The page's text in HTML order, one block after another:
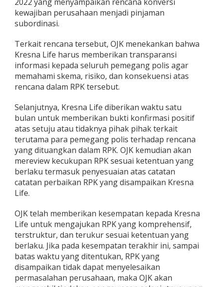
kewajiban perusahaan menjadi pinjaman
subordinasi.
Terkait rencana tersebut, OJK menekankan bahwa
Kresna Life harus memberikan transparansi
informasi kepada seluruh pemegang polis agar
memahami skema, risiko, dan konsekuensi atas
rencana dalam RPK tersebut.
Selanjutnya, Kresna Life diberikan waktu satu
bulan untuk memberikan bukti konfirmasi positif
atas setuju atau tidaknya pihak pihak terkait
terutama para pemegang polis terhadap rencana
yang dituangkan dalam RPK. OJK kemudian akan
mereview kecukupan RPK sesuai ketentuan yang
berlaku termasuk penyesuaian atas catatan
catatan perbaikan RPK yang disampaikan Kresna
Life.
OJK telah memberikan kesempatan kepada Kresna
Life untuk mengajukan RPK yang komprehensif,
terstruktur, dan terukur sesuai ketentuan yang
berlaku. Jika pada kesempatan terakhir ini, sampai
batas waktu yang ditentukan, RPK yang
disampaikan tidak dapat menyelesaikan
permasalahan perusahaan, maka OJK akan